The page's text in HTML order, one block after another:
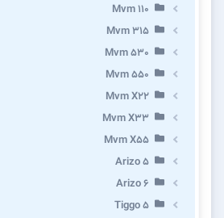
Mvm 110
Mvm 315
Mvm 530
Mvm 550
Mvm X22
Mvm X33
Mvm X55
Arizo 5
Arizo 6
Tiggo 5